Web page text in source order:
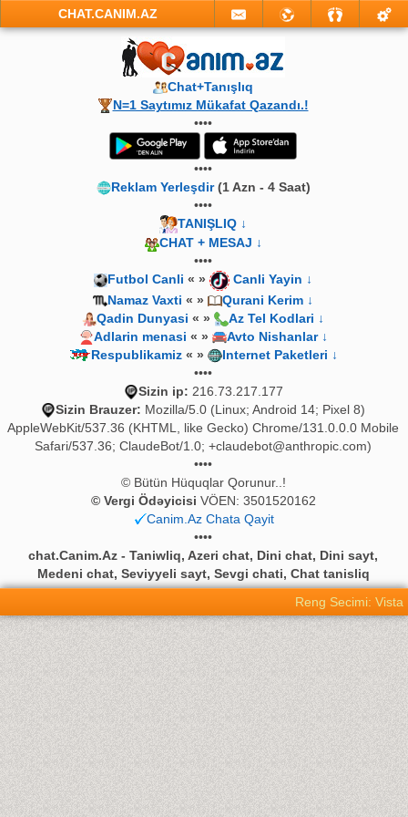
CHAT.CANIM.AZ
Chat+Tanışlıq
N=1 Saytımız Mükafat Qazandı.!
••••
••••
Reklam Yerleşdir(1 Azn - 4 Saat)
••••
TANIŞLIQ ↓
CHAT + MESAJ ↓
••••
Futbol Canli « »
Canli Yayin ↓
Namaz Vaxti « »
Qurani Kerim ↓
Qadin Dunyasi « »
Az Tel Kodlari ↓
Adlarin menasi « »
Avto Nishanlar ↓
Respublikamiz« »
Internet Paketleri ↓
••••
Sizin ip: 216.73.217.177
Sizin Brauzer: Mozilla/5.0 (Linux; Android 14; Pixel 8)
AppleWebKit/537.36 (KHTML, like Gecko) Chrome/131.0.0.0 Mobile
Safari/537.36; ClaudeBot/1.0; +claudebot@anthropic.com)
••••
© Bütün Hüquqlar Qorunur..!
© Vergi Ödəyicisi VÖEN: 3501520162
Canim.Az Chata Qayit
••••
chat.Canim.Az - Taniwliq, Azeri chat, Dini chat, Dini sayt,
Medeni chat, Seviyyeli sayt, Sevgi chati, Chat tanisliq
Reng Secimi: Vista